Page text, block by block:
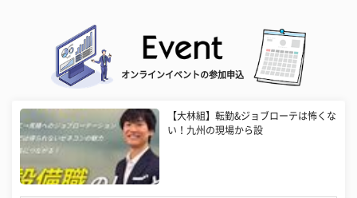
オンラインイベントの参加申込
【大林組】転勤&ジョブローテは怖くな
い！九州の現場から設